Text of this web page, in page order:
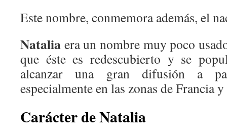
Este nombre, conmemora además, el
Natalia era un nombre muy poco
que éste es redescubierto y se
alcanzar una gran difusión a
especialmente en las zonas de Francia
Carácter de Natalia